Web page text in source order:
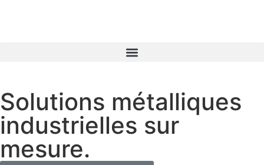
Solutions métalliques
industrielles sur
mesure.